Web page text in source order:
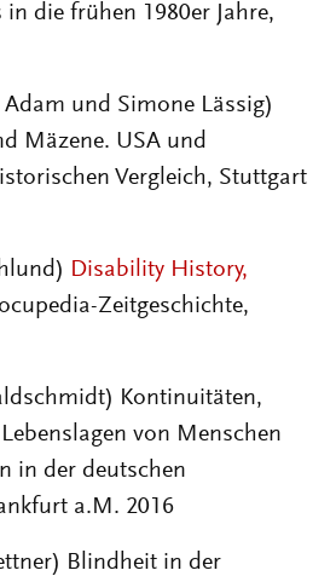
die frühen 1980er Jahre,
und Simone Lässig)
Mäzene. USA und
Vergleich, Stuttgart
Disability History,
Zeitgeschichte,
Kontinuitäten,
von Menschen
in der deutschen
a.M. 2016
Blindheit in der